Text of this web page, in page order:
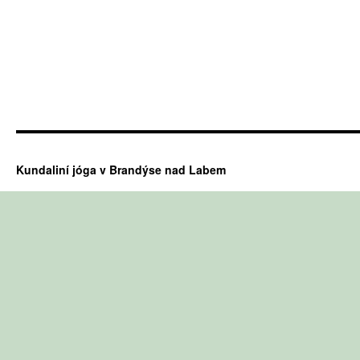
Kundaliní jóga v Brandýse nad Labem